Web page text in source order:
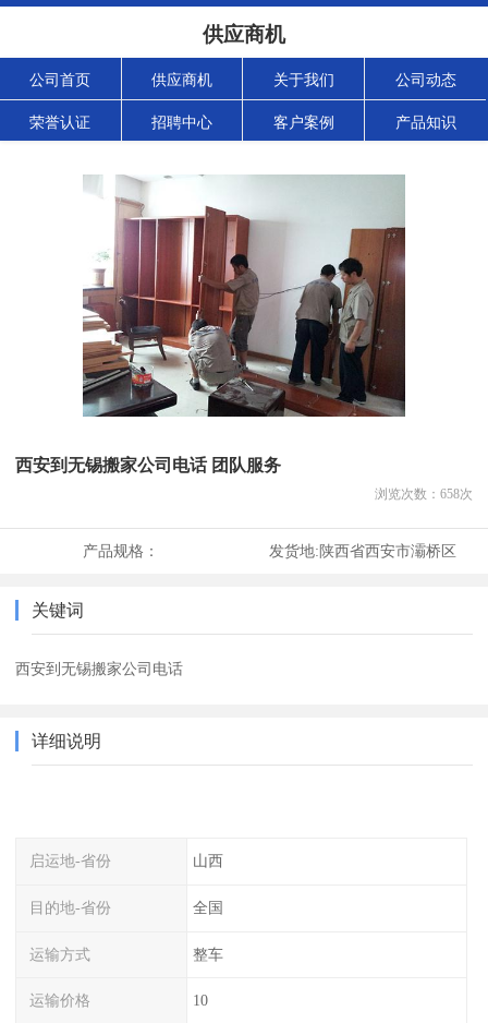
供应商机
公司首页 供应商机 关于我们 公司动态
荣誉认证 招聘中心 客户案例 产品知识
西安到无锡搬家公司电话 团队服务
浏览次数： 658次
产品规格： 发货地:陕西省西安市灞桥区
关键词
西安到无锡搬家公司电话
详细说明
启运地-省份 山西
目的地-省份 全国
运输方式 整车
运输价格 10